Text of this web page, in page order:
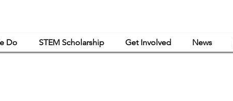
Do STEM Scholarship Get Involved News